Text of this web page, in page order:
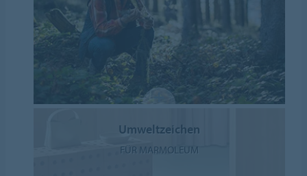
Umweltzeichen
FÜR MARMOLEUM